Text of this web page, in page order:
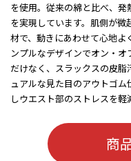
を使用。従来の綿と比べ、
を実現しています。肌側が
材で、動きにあわせて心地よ
ンプルなデザインでオン・
だけなく、スラックスの皮
ュアルな見た目のアウトゴ
しウエスト部のストレスを軽
商